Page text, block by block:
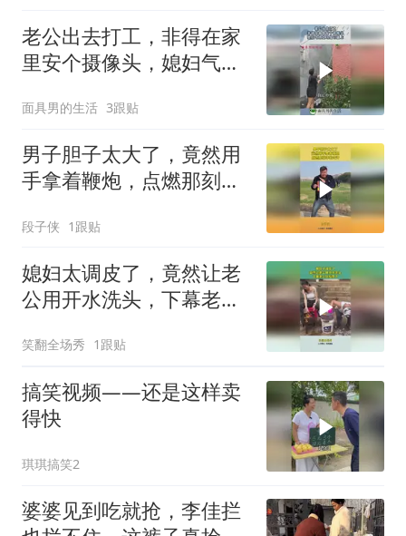
老公出去打工，非得在家
里安个摄像头，媳妇气得
面具男的生活 3跟贴
男子胆子太大了，竟然用
手拿着鞭炮，点燃那刻吓
段子侠 1跟贴
媳妇太调皮了，竟然让老
公用开水洗头，下幕老公
笑翻全场秀 1跟贴
搞笑视频——还是这样卖
得快
琪琪搞笑2
婆婆见到吃就抢，李佳拦